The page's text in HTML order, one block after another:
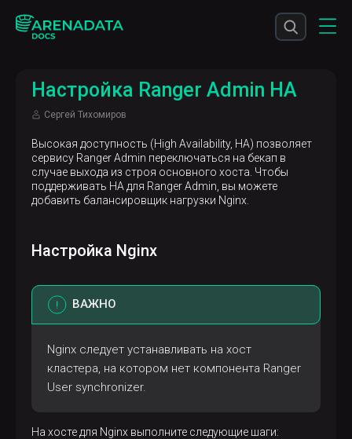
Настройка Ranger Admin HA
Сергей Тихомиров
Высокая доступность (High Availability, HA) позволяет
сервису Ranger Admin переключаться на бекап в
случае выхода из строя основного хоста. Чтобы
поддерживать HA для Ranger Admin, вы можете
добавить балансировщик нагрузки Nginx.
Настройка Nginx
ВАЖНО
Nginx следует устанавливать на хост
кластера, на котором нет компонента Ranger
User synchronizer.
На хосте для Nginx выполните следующие шаги: